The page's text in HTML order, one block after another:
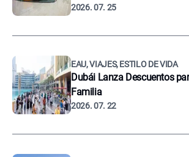
2026. 07. 25
EAU, VIAJES, ESTILO DE VIDA
Dubái Lanza Descuentos
Familia
2026. 07. 22